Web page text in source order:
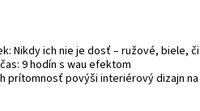
Nikdy ich nie je dosť – ružové, biele,
9 hodín s wau efektom
prítomnosť povýši interiérový dizajn